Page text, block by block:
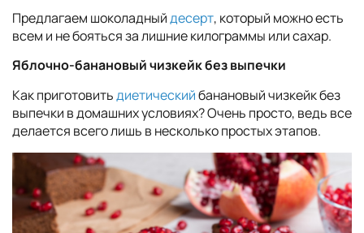
Предлагаем шоколадныйдесерт, который можно есть
всем и не бояться за лишние килограммы или сахар.
Яблочно-банановый чизкейк без выпечки
Как приготовитьдиетическийбанановый чизкейк без
выпечки в домашних условиях? Очень просто, ведь все
делается всего лишь в несколько простых этапов.